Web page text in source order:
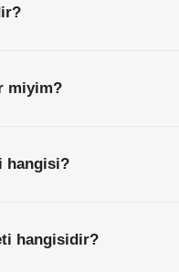
miyim?
hangisi?
hangisidir?